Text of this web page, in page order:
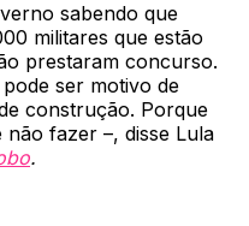
sabendo que
militares que estão
prestaram concurso.
ser motivo de
construção. Porque
fazer –, disse Lula
.